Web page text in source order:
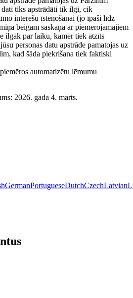
tiks apstrādāti tik ilgi, cik
interešu īstenošanai (jo īpaši līdz
beigām saskaņā ar piemērojamajiem
ilgāk par laiku, kamēr tiek atzīts
personas datu apstrāde pamatojas uz
kad šāda piekrišana tiek faktiski
automatizētu lēmumu
2026. gada 4. marts.
GermanPortugueseDutchCzechLatvian